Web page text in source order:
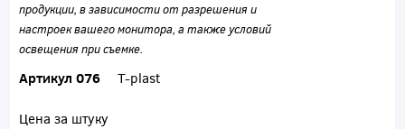
продукции, в зависимости от разрешения и
настроек вашего монитора, а также условий
освещения при съемке.
Артикул 076 T-plast
Цена за штуку